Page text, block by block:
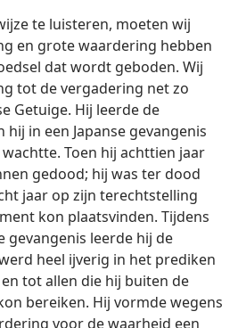
te luisteren, moeten wij
en grote waardering hebben
dat wordt geboden. Wij
tot de vergadering net zo
Getuige. Hij leerde de
in een Japanse gevangenis
Toen hij achttien jaar
gedood; hij was ter dood
jaar op zijn terechtstelling
kon plaatsvinden. Tijdens
gevangenis leerde hij de
heel ijverig in het prediken
tot allen die hij buiten de
bereiken. Hij vormde wegens
voor de waarheid een